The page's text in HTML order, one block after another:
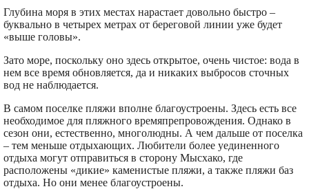
Глубина моря в этих местах нарастает довольно быстро –
буквально в четырех метрах от береговой линии уже будет
«выше головы».
Зато море, поскольку оно здесь открытое, очень чистое: вода в
нем все время обновляется, да и никаких выбросов сточных
вод не наблюдается.
В самом поселке пляжи вполне благоустроены. Здесь есть все
необходимое для пляжного времяпрепровождения. Однако в
сезон они, естественно, многолюдны. А чем дальше от поселка
– тем меньше отдыхающих. Любители более уединенного
отдыха могут отправиться в сторону Мысхако, где
расположены «дикие» каменистые пляжи, а также пляжи баз
отдыха. Но они менее благоустроены.